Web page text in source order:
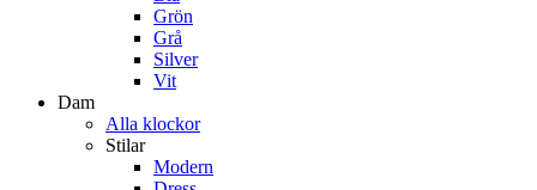
Grön
Grå
Silver
Vit
Dam
Alla klockor
Stilar
Modern